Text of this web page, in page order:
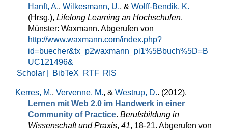
Hanft, A., Wilkesmann, U., & Wolff-Bendik, K.
(Hrsg.), Lifelong Learning an Hochschulen.
Münster: Waxmann. Abgerufen von
http://www.waxmann.com/index.php?
id=buecher&tx_p2waxmann_pi1%5Bbuch%5D=B
UC121496&
Scholar |
BibTeX RTF RIS
Kerres, M., Vervenne, M., & Westrup, D.. (2012).
Lernen mit Web 2.0 im Handwerk in einer
Community of Practice. Berufsbildung in
Wissenschaft und Praxis, 41, 18-21. Abgerufen von